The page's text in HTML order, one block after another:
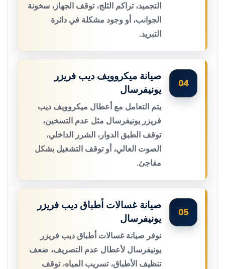
التجميد، تراكم الثلج، توقف الجهاز، سخونة
الجوانب، أو وجود مشكلة في دائرة
التبريد.
04
صيانة ميكروويف ديب فريزر
يونيفرسال
يتم التعامل مع أعطال ميكروويف ديب
فريزر يونيفرسال مثل عدم التسخين،
توقف الطبق الدوار، الشرر الداخلي،
الصوت العالي، أو توقف التشغيل بشكل
مفاجئ.
05
صيانة غسالات أطباق ديب فريزر
يونيفرسال
نوفر صيانة غسالات أطباق ديب فريزر
يونيفرسال لأعطال عدم التصريف، ضعف
تنظيف الأطباق، تسريب المياه، توقف